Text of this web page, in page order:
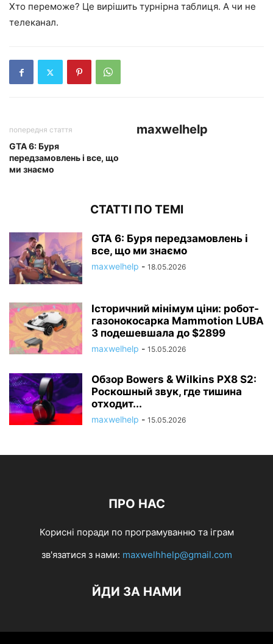
Хто переможе? Це вирішить турнірна таблиця. А чи не
телеканал.
попередня стаття
GTA 6: Буря
передзамовлень і все, що
ми знаємо
maxwelhelp
СТАТТІ ПО ТЕМІ
GTA 6: Буря передзамовлень і
все, що ми знаємо
maxwelhelp - 18.05.2026
Історичний мінімум ціни: робот-
газонокосарка Mammotion LUBA
3 подешевшала до $2899
maxwelhelp - 15.05.2026
Обзор Bowers & Wilkins PX8 S2:
Роскошный звук, где тишина
отходит...
maxwelhelp - 15.05.2026
ПРО НАС
Корисні поради по програмуванню та іграм
зв'язатися з нами: maxwelhhelp@gmail.com
ЙДИ ЗА НАМИ